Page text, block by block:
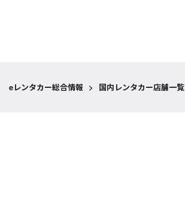
eレンタカー総合情報 > 国内レンタカー店舗一覧